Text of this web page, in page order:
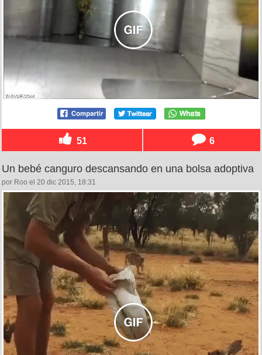
51 6
Un bebé canguro descansando en una bolsa adoptiva
por Roo el 20 dic 2015, 18:31